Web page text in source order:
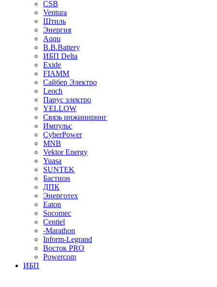
CSB
Ventura
Штиль
Энергия
Aqqu
B.B.Bаttery
ИБП Delta
Exide
FIAMM
Сайбер Электро
Leoch
Парус электро
YELLOW
Связь инжиниринг
Импульс
CyberPower
MNB
Vektor Energy
Yuasa
SUNTEK
Бастион
ДПК
Энерготех
Eaton
Socomec
Centiel
-Marathon
Inform-Legrand
Восток PRO
Powercom
ИБП